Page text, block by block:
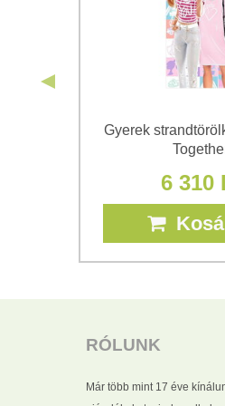
Gyerek
6 310
RÓLUNK
Már több mint 17 éve